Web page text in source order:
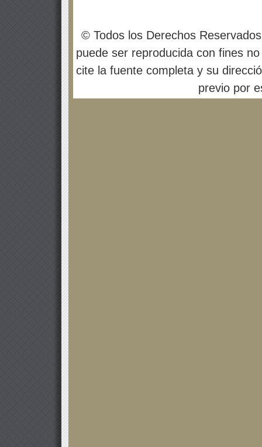
© Todos los Derechos
puede ser reproducida con fines
cite la fuente completa y su
previo por